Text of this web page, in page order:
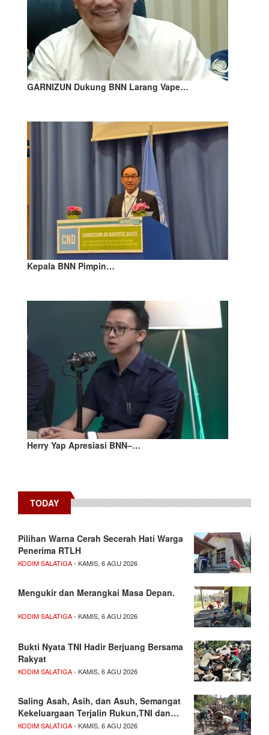
GARNIZUN Dukung BNN Larang Vape…
Kepala BNN Pimpin…
Herry Yap Apresiasi BNN–…
TODAY
Pilihan Warna Cerah Secerah Hati Warga
Penerima RTLH
KODIM SALATIGA- KAMIS, 6 AGU 2026
Mengukir dan Merangkai Masa Depan.
KODIM SALATIGA- KAMIS, 6 AGU 2026
Bukti Nyata TNI Hadir Berjuang Bersama
Rakyat
KODIM SALATIGA- KAMIS, 6 AGU 2026
Saling Asah, Asih, dan Asuh, Semangat
Kekeluargaan Terjalin Rukun,TNI dan…
KODIM SALATIGA- KAMIS, 6 AGU 2026